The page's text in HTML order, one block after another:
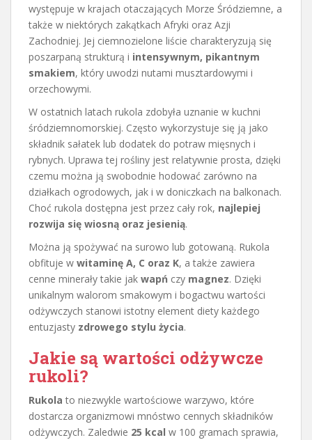
występuje w krajach otaczających Morze Śródziemne, a
także w niektórych zakątkach Afryki oraz Azji
Zachodniej. Jej ciemnozielone liście charakteryzują się
poszarpaną strukturą i intensywnym, pikantnym
smakiem, który uwodzi nutami musztardowymi i
orzechowymi.
W ostatnich latach rukola zdobyła uznanie w kuchni
śródziemnomorskiej. Często wykorzystuje się ją jako
składnik sałatek lub dodatek do potraw mięsnych i
rybnych. Uprawa tej rośliny jest relatywnie prosta, dzięki
czemu można ją swobodnie hodować zarówno na
działkach ogrodowych, jak i w doniczkach na balkonach.
Choć rukola dostępna jest przez cały rok, najlepiej
rozwija się wiosną oraz jesienią.
Można ją spożywać na surowo lub gotowaną. Rukola
obfituje w witaminę A, C oraz K, a także zawiera
cenne minerały takie jak wapń czy magnez. Dzięki
unikalnym walorom smakowym i bogactwu wartości
odżywczych stanowi istotny element diety każdego
entuzjasty zdrowego stylu życia.
Jakie są wartości odżywcze
rukoli?
Rukola to niezwykle wartościowe warzywo, które
dostarcza organizmowi mnóstwo cennych składników
odżywczych. Zaledwie 25 kcal w 100 gramach sprawia,